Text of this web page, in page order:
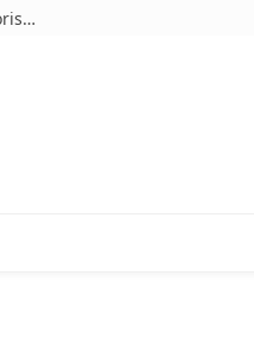
5 consequências de dirigir um carro irregular que todo motorista deve conhecer